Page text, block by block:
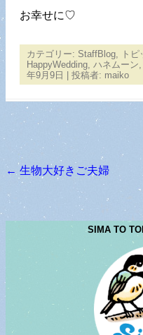
お幸せに♡
カテゴリー: StaffBlog トピ
HappyWedding ハネムーン
年9月9日 | 投稿者: maiko
投稿ナビゲーション
← 生物大好きご夫婦
SIMA TO